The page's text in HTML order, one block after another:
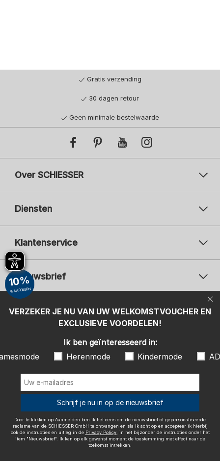
Gratis verzending
30 dagen retour
Geen minimale bestelwaarde
Over SCHIESSER
Diensten
Klantenservice
Nieuwsbrief
Uw
Uw e-mailadres
Aanmelden
Herenmode
ADIDAS
Door te klikken op Aanmelden ben ik het eens om de nieuwsbrief of
gepersonaliseerde reclame van de SCHIESSER GmbH te ontvangen en
sla ik acht op en accepteer ik hierbij ook de instructies en uitleg in de
, in het bijzonder de instructies onder het item
effect naar de toekomst intrekken.
Betaalwijzen
Wij bezorgen met
VERZEKER JE NU VAN UW WELKOMSTVOUCHER EN
EXCLUSIEVE VOORDELEN!
10%
WAARDEBON
Ik ben geïnteresseerd in:
Herenmode Kindermode
Schrijf je nu in op de nieuwsbrief
Door te klikken op Aanmelden ben ik het eens om de nieuwsbrief of gepersonaliseerde
reclame van de SCHIESSER GmbH te ontvangen en sla ik acht op en accepteer ik hierbij
ook de instructies en uitleg in de Privacy Policy, in het bijzonder de instructies onder het
item "Nieuwsbrief". Ik kan op elk gewenst moment de toestemming met effect naar de
toekomst intrekken.